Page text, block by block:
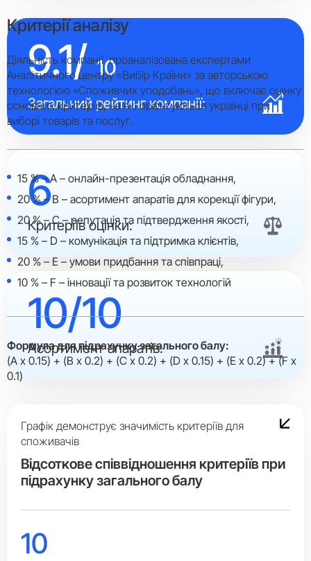
9.1/10
Загальний рейтинг компанії:
6
Критеріїв оцінки:
10/10
Асортимент апаратів:
Критерії аналізу
Діяльність компанії проаналізована експертами
Аналітичного центру «Вибір Країни» за авторською
технологією «Споживчих уподобань», що включає оцінку
основних критеріїв, на які орієнтуються українці при
виборі товарів та послуг.
15 % – A – онлайн-презентація обладнання,
20 % – B – асортимент апаратів для корекції фігури,
20 % – C – репутація та підтвердження якості,
15 % – D – комунікація та підтримка клієнтів,
20 % – E – умови придбання та співпраці,
10 % – F – інновації та розвиток технологій
Формула для підрахунку загального балу:
(A x 0.15) + (B x 0.2) + (C x 0.2) + (D x 0.15) + (E x 0.2) + (F x
0.1)
Графік демонструє значимість критеріїв для
споживачів
Вiдсоткове співвідношення критеріїв при
підрахунку загального балу
10